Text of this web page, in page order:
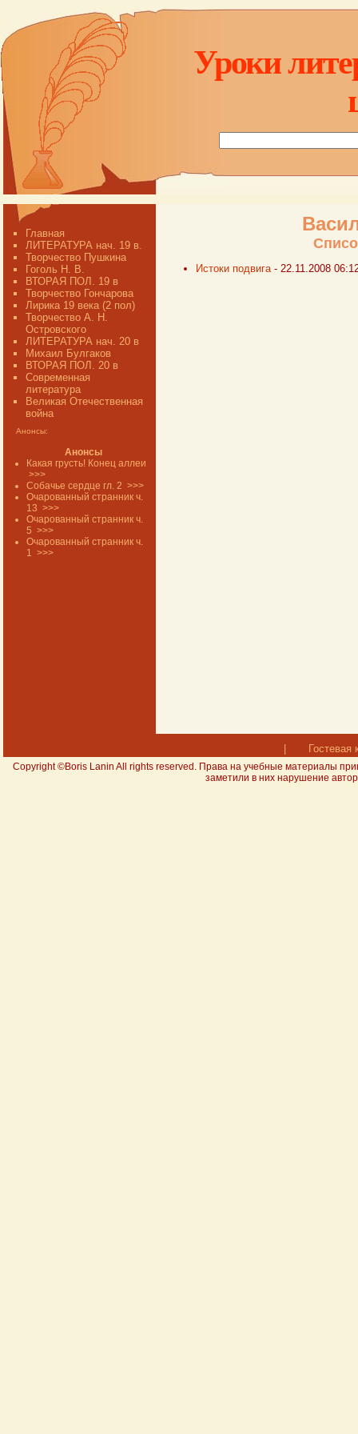
Уроки
Главная
ЛИТЕРАТУРА нач. 19 в.
Творчество Пушкина
Гоголь Н. В.
ВТОРАЯ ПОЛ. 19 в
Творчество Гончарова
Лирика 19 века (2 пол)
Творчество А. Н.
Островского
ЛИТЕРАТУРА нач. 20 в
Михаил Булгаков
ВТОРАЯ ПОЛ. 20 в
Современная
литература
Великая Отечественная
война
Анонсы:
Анонсы
Какая грусть! Конец аллеи
>>>
Собачье сердце гл. 2 >>>
Очарованный странник ч.
13 >>>
Очарованный странник ч.
5 >>>
Очарованный странник ч.
1 >>>
Истоки подвига- 22.11.2008
Гостевая
Copyright ©Boris Lanin All rights reserved. Права на учебные материалы
заметили в них нарушение